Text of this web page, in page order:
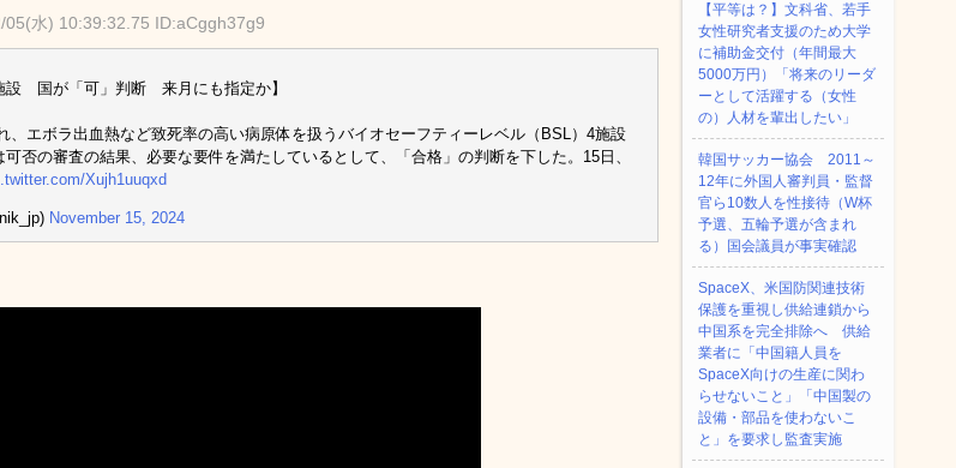
05(水) 10:39:32.75 ID:aCggh37g9
設 国が「可」判断 来月にも指定か】
、エボラ出血熱など致死率の高い病原体を扱うバイオセーフティーレベル（BSL）4施設
否の審査の結果、必要な要件を満たしているとして、「合格」の判断を下した。15日、
Xujh1uuqxd
November 15, 2024
【平等は？】文科省、若手
女性研究者支援のため大学
に補助金交付（年間最大
5000万円）「将来のリーダ
ーとして活躍する（女性
の）人材を輩出したい」
韓国サッカー協会 2011～
12年に外国人審判員・監督
官ら10数人を性接待（W杯
予選、五輪予選が含まれ
る）国会議員が事実確認
SpaceX、米国防関連技術
保護を重視し供給連鎖から
中国系を完全排除へ 供給
業者に「中国籍人員を
SpaceX向けの生産に関わ
らせないこと」「中国製の
設備・部品を使わないこ
と」を要求し監査実施